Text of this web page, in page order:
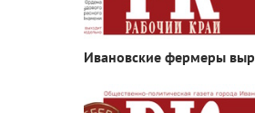
Ивановские фермеры